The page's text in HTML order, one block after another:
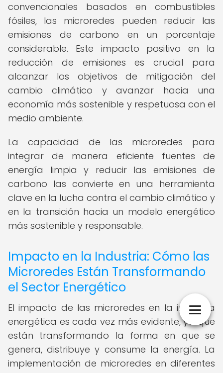
convencionales basados en combustibles
fósiles, las microredes pueden reducir las
emisiones de carbono en un porcentaje
considerable. Este impacto positivo en la
reducción de emisiones es crucial para
alcanzar los objetivos de mitigación del
cambio climático y avanzar hacia una
economía más sostenible y respetuosa con el
medio ambiente.
La capacidad de las microredes para
integrar de manera eficiente fuentes de
energía limpia y reducir las emisiones de
carbono las convierte en una herramienta
clave en la lucha contra el cambio climático y
en la transición hacia un modelo energético
más sostenible y responsable.
Impacto en la Industria: Cómo las
Microredes Están Transformando
el Sector Energético
El impacto de las microredes en la industria
energética es cada vez más evidente, ya que
están transformando la forma en que se
genera, distribuye y consume la energía. La
implementación de microredes en diferentes